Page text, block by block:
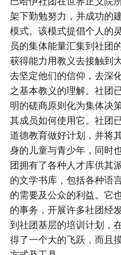
架下勤勉努力，并成功的
模式。该模式提倡个人的
员的集体能量汇集到社团
获得能力用教义去接触到
去坚定他们的信仰，去深
之基本教义的理解。社团
明的磋商原则化为集体决
其成员如何使用它。社团
道德教育做好计划，并将
身的儿童与青少年，同时
团拥有了各种人才库供其
的文学书库，包括各种语
的需要及公众的利益。它
的事务，开展许多社团经
到社团基层的培训计划，
得了一个大的飞跃，而且